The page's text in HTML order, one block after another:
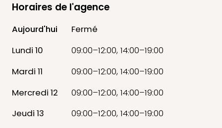
Horaires de l'agence
Aujourd'hui
Fermé
Lundi 10
09:00–12:00, 14:00–19:00
Mardi 11
09:00–12:00, 14:00–19:00
Mercredi 12
09:00–12:00, 14:00–19:00
Jeudi 13
09:00–12:00, 14:00–19:00